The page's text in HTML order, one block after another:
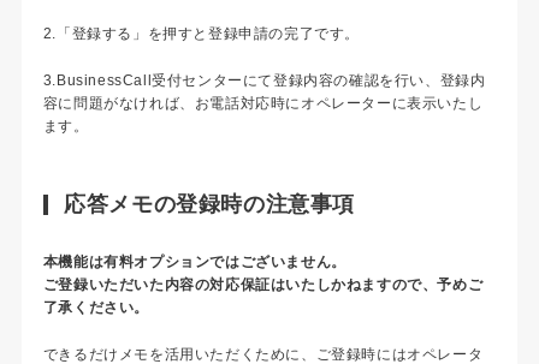
2.「登録する」を押すと登録申請の完了です。
3.BusinessCall受付センターにて登録内容の確認を行い、登録内
容に問題がなければ、お電話対応時にオペレーターに表示いたし
ます。
応答メモの登録時の注意事項
本機能は有料オプションではございません。
ご登録いただいた内容の対応保証はいたしかねますので、予めご
了承ください。
できるだけメモを活用いただくために、ご登録時にはオペレータ